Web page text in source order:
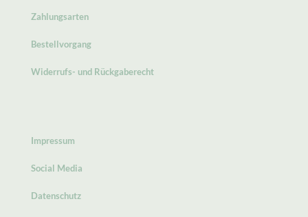
Zahlungsarten
Bestellvorgang
Widerrufs- und Rückgaberecht
Impressum
Social Media
Datenschutz